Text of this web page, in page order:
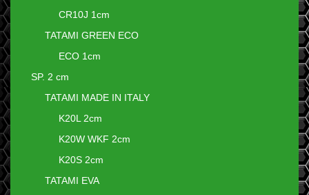
CR10J 1cm
TATAMI GREEN ECO
ECO 1cm
SP. 2 cm
TATAMI MADE IN ITALY
K20L 2cm
K20W WKF 2cm
K20S 2cm
TATAMI EVA